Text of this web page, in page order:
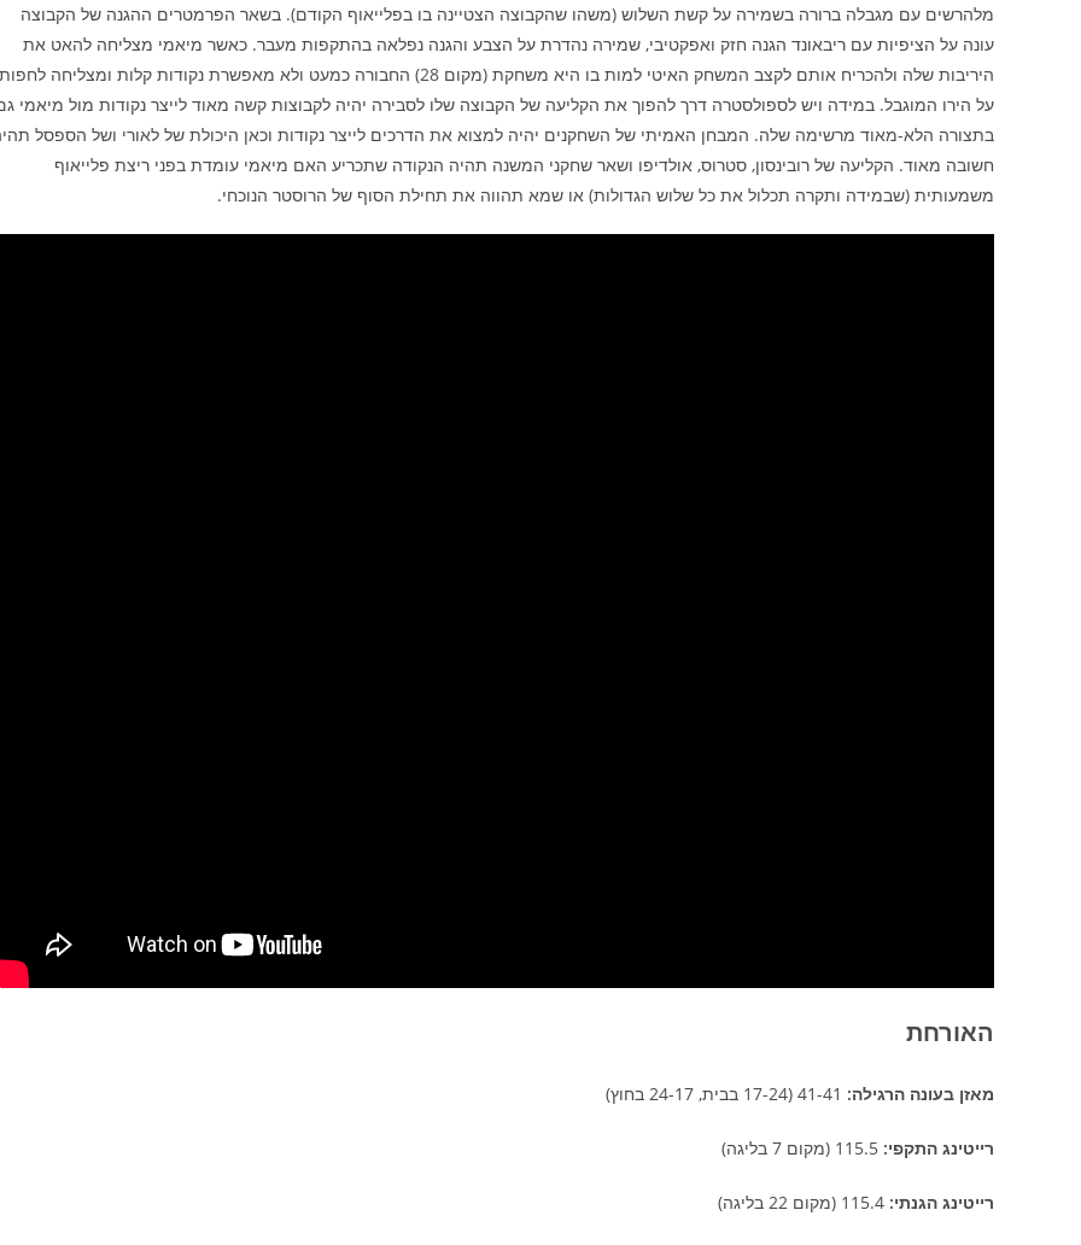
מלהרשים עם מגבלה ברורה בשמירה על קשת השלוש (משהו שהקבוצה הצטיינה בו בפלייאוף הקודם). בשאר הפרמטרים ההגנה של הקבוצה
עונה על הציפיות עם ריבאונד הגנה חזק ואפקטיבי, שמירה נהדרת על הצבע והגנה נפלאה בהתקפות מעבר. כאשר מיאמי מצליחה להאט את
היריבות שלה ולהכריח אותם לקצב המשחק האיטי למות בו היא משחקת (מקום 28) החבורה כמעט ולא מאפשרת נקודות קלות ומצליחה לחפות
על הירו המוגבל. במידה ויש לספולסטרה דרך להפוך את הקליעה של הקבוצה שלו לסבירה יהיה לקבוצות קשה מאוד לייצר נקודות מול מיאמי
בתצורה הלא-מאוד מרשימה שלה. המבחן האמיתי של השחקנים יהיה למצוא את הדרכים לייצר נקודות וכאן היכולת של לאורי ושל הספסל
חשובה מאוד. הקליעה של רובינסון, סטרוס, אולדיפו ושאר שחקני המשנה תהיה הנקודה שתכריע האם מיאמי עומדת בפני ריצת פלייאוף
משמעותית (שבמידה ותקרה תכלול את כל שלוש הגדולות) או שמא תהווה את תחילת הסוף של הרוסטר הנוכחי.
האורחת
מאזן בעונה הרגילה:
רייטינג התקפי:
רייטינג הגנתי: 115.4 (מקום 22 בליגה)